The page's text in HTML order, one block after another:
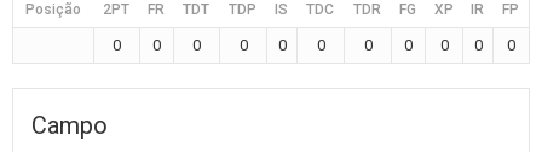
Posição 2PT FR TDT TDP IS TDC TDR FG XP IR FP
0 0 0 0 0 0 0 0 0 0 0
Campo